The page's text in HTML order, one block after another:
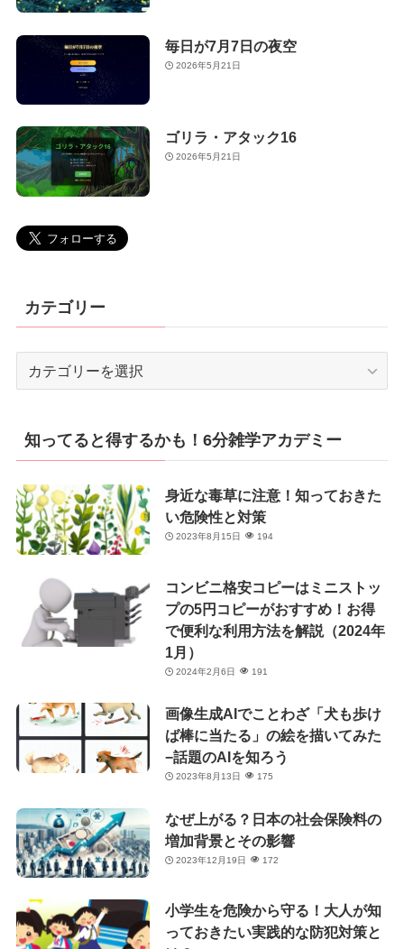
毎日が7月7日の夜空
2026年5月21日
ゴリラ・アタック16
2026年5月21日
カテゴリー
リ
ー
知ってると得するかも！6分雑学アカデミー
身近な毒草に注意！知っておきた
い危険性と対策
2023年8月15日 194
コンビニ格安コピーはミニストッ
プの5円コピーがおすすめ！お得
で便利な利用方法を解説（2024年
1月）
2024年2月6日 191
画像生成AIでことわざ「犬も歩け
ば棒に当たる」の絵を描いてみた
−話題のAIを知ろう
2023年8月13日 175
なぜ上がる？日本の社会保険料の
増加背景とその影響
2023年12月19日 172
小学生を危険から守る！大人が知
っておきたい実践的な防犯対策と